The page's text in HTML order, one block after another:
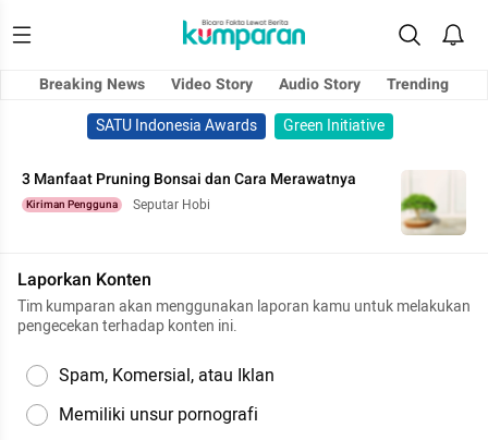
Breaking News Video Story Audio Story
Trending
SATU Indonesia Awards
Green Initiative
3 Manfaat Pruning Bonsai dan Cara Merawatnya
Kiriman Pengguna Seputar Hobi
Laporkan Konten
Tim kumparan akan menggunakan laporan kamu untuk melakukan
pengecekan terhadap konten ini.
Spam, Komersial, atau Iklan
Memiliki unsur pornografi